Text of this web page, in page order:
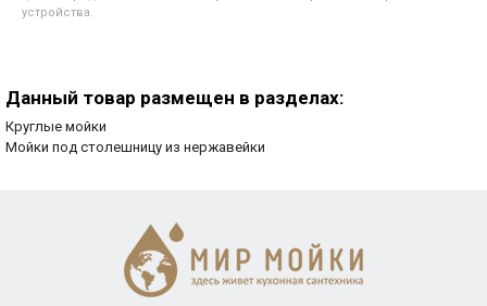
устройства.
Данный товар размещен в разделах:
Круглые мойки
Мойки под столешницу из нержавейки